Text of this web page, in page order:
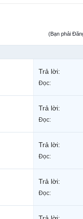
(Bạn phải
Trả lời:
Đọc:
Trả lời:
Đọc:
Trả lời:
Đọc:
Trả lời:
Đọc: